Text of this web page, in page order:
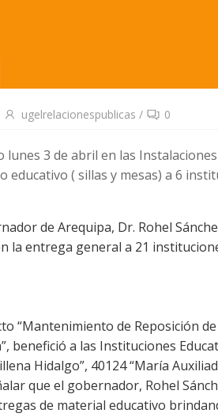
ugelrelacionespublicas / 0
lunes 3 de abril en las
educativo ( sillas y mesas) a 6
de Arequipa, Dr. Rohel
la entrega general a 21
“Mantenimiento de Reposición
benefició a las Instituciones
Hidalgo”, 40124 “María
que el gobernador, Rohel
de material educativo